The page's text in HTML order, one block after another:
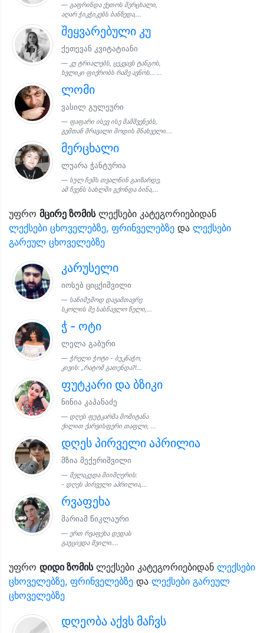
გაფრინდა ქეთოს მერცხალი,
აღარ ჭიკჭიკებს ბანზედა,...
შეყვარებული კუ
ქეთევან კვიტატიანი
კუ ტრიალებს, ცეკვავს ტანგოს,
ხვლიკი ფიქრობს რამე ავნოს... ...
ლომი
ვასილ გულეური
ფაფარი ისევ ისე მამშვენებს,
გემთან მრავალი მოდის მნახველი....
მერცხალი
ლუარა ჭანტურია
სულ ჩემს თვალწინ გაიზარდე,
ამ ჩვენს სახლში გქონდა ბინა,...
უფრო მცირე ზომისლექსები კატეგორიებიდან
ლექსები ცხოველებზე, ფრინველებზე და ლექსები
გარეულ ცხოველებზე
კარუსელი
იოსებ ციცქიშვილი
სანიმუშოდ დავამთავრე
სკოლის მე სასწავლო წელი,...
ჭ - ოტი
ლელა გაბური
ჭრელი ჭოტი - ბუკნაჭო,
კივის: „რატომ გათენდა?!...
ფუტკარი და ბზიკი
ნინია კაპანაძე
დღეს ფუტკარმა მომიტანა
ქილით ქარვისფერი თაფლი, ...
დღეს პირველი აპრილია
მზია მექერიშვილი
მელაკუდა მიიმღერის:
- დღეს პირველი აპრილია,...
რვაფეხა
მარიამ წიკლაური
ერთ რვაფეხა დედას
გაუცივდა შვილი....
უფრო დიდი ზომისლექსები კატეგორიებიდან ლექსები
ცხოველებზე, ფრინველებზე და ლექსები გარეულ
ცხოველებზე
დღეობა აქვს მაჩვს